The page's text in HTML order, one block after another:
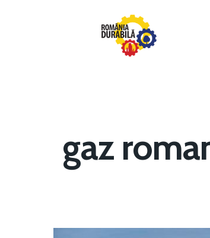
Hit enter to search or
gaz